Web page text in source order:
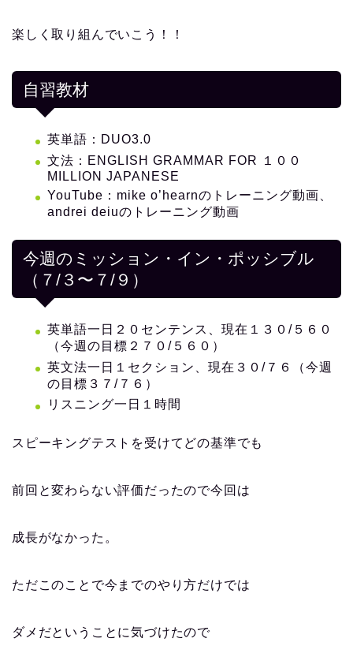
楽しく取り組んでいこう！！
自習教材
英単語：DUO3.0
文法：ENGLISH GRAMMAR FOR １００
MILLION JAPANESE
YouTube：mike o’hearnのトレーニング動画、
andrei deiuのトレーニング動画
今週のミッション・イン・ポッシブル
（７/３〜７/９）
英単語一日２０センテンス、現在１３０/５６０
（今週の目標２７０/５６０）
英文法一日１セクション、現在３０/７６（今週
の目標３７/７６）
リスニング一日１時間
スピーキングテストを受けてどの基準でも
前回と変わらない評価だったので今回は
成長がなかった。
ただこのことで今までのやり方だけでは
ダメだということに気づけたので